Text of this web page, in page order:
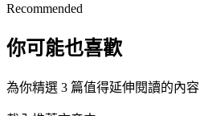
Recommended
你可能也喜歡
為你精選 3 篇值得延伸閱讀的內容